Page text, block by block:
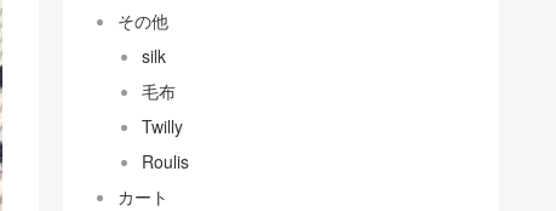
その他
silk
毛布
Twilly
Roulis
カート